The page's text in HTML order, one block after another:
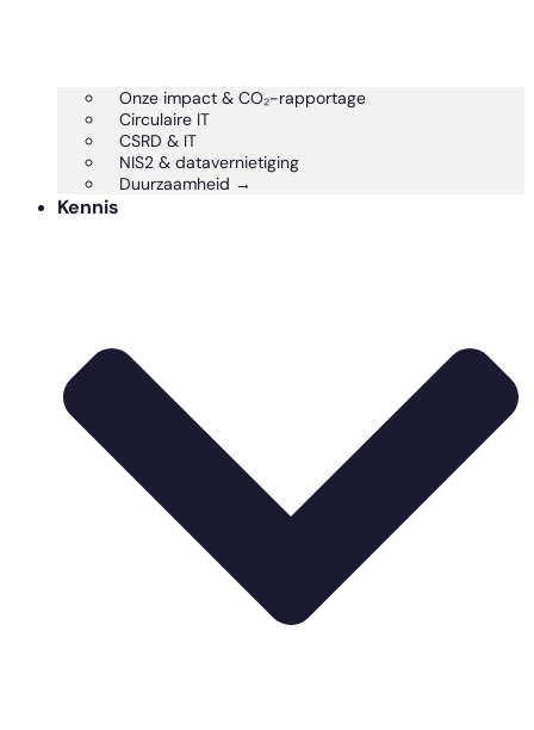
Onze impact & CO₂-rapportage
Circulaire IT
CSRD & IT
NIS2 & datavernietiging
Duurzaamheid →
Kennis